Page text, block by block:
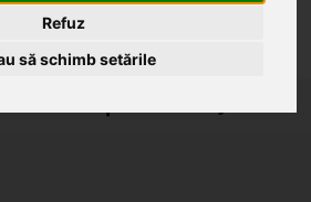
Refuz
să schimb setările
pentru aranjamente